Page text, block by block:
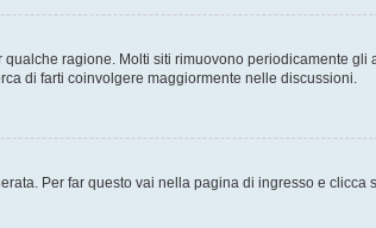
ragione. Molti siti rimuovono periodicamente
di farti coinvolgere maggiormente nelle discussioni.
Per far questo vai nella pagina di ingresso e clicca